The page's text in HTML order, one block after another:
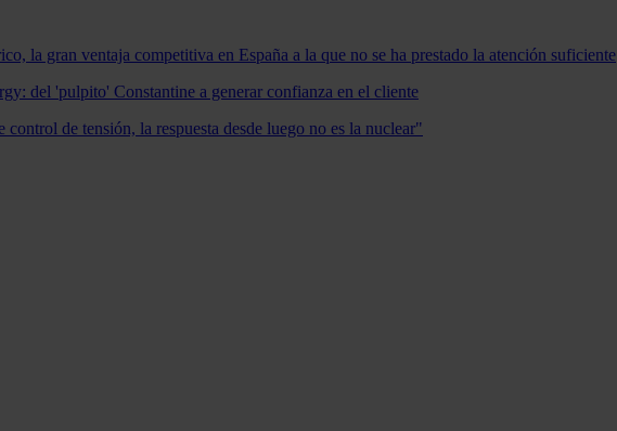
la gran ventaja competitiva en España a la que no se ha prestado la atención suficiente
del 'pulpito' Constantine a generar confianza en el cliente
de tensión, la respuesta desde luego no es la nuclear"